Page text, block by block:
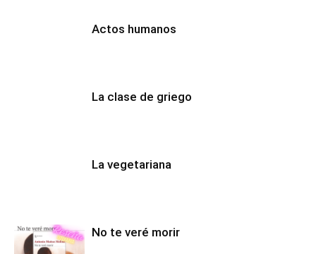
Actos humanos
La clase de griego
La vegetariana
No te veré morir